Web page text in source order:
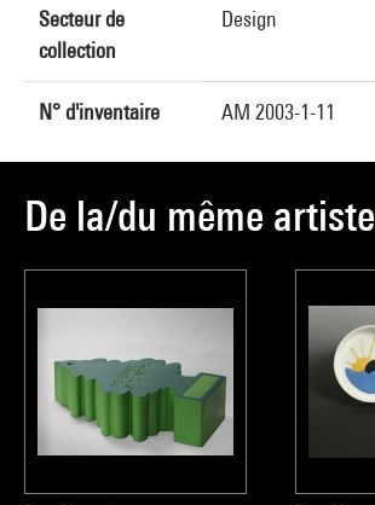
Secteur de
collection
Design
N° d'inventaire AM 2003-1-11
De la/du même artiste